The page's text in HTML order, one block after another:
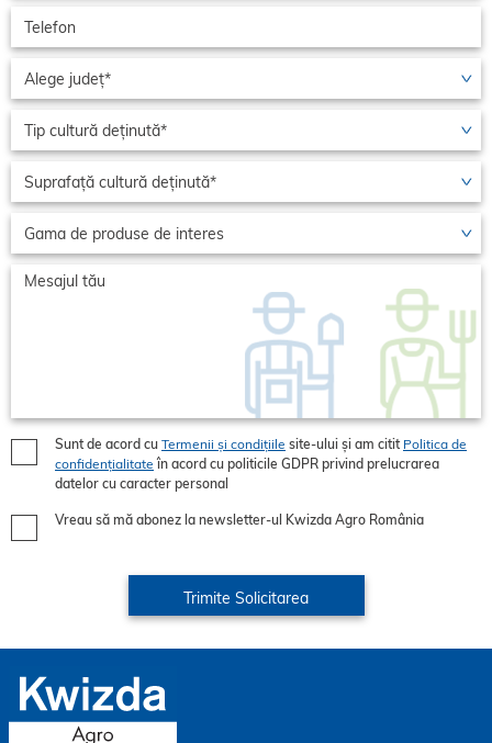
Sunt de acord cu Termenii și condițiile site-ului și am citit Politica de
confidențialitate în acord cu politicile GDPR privind prelucrarea
datelor cu caracter personal
Vreau să mă abonez la newsletter-ul Kwizda Agro România